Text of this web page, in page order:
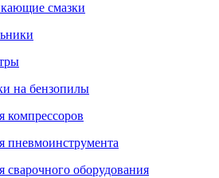
смазки
на бензопилы
компрессоров
пневмоинструмента
сварочного оборудования